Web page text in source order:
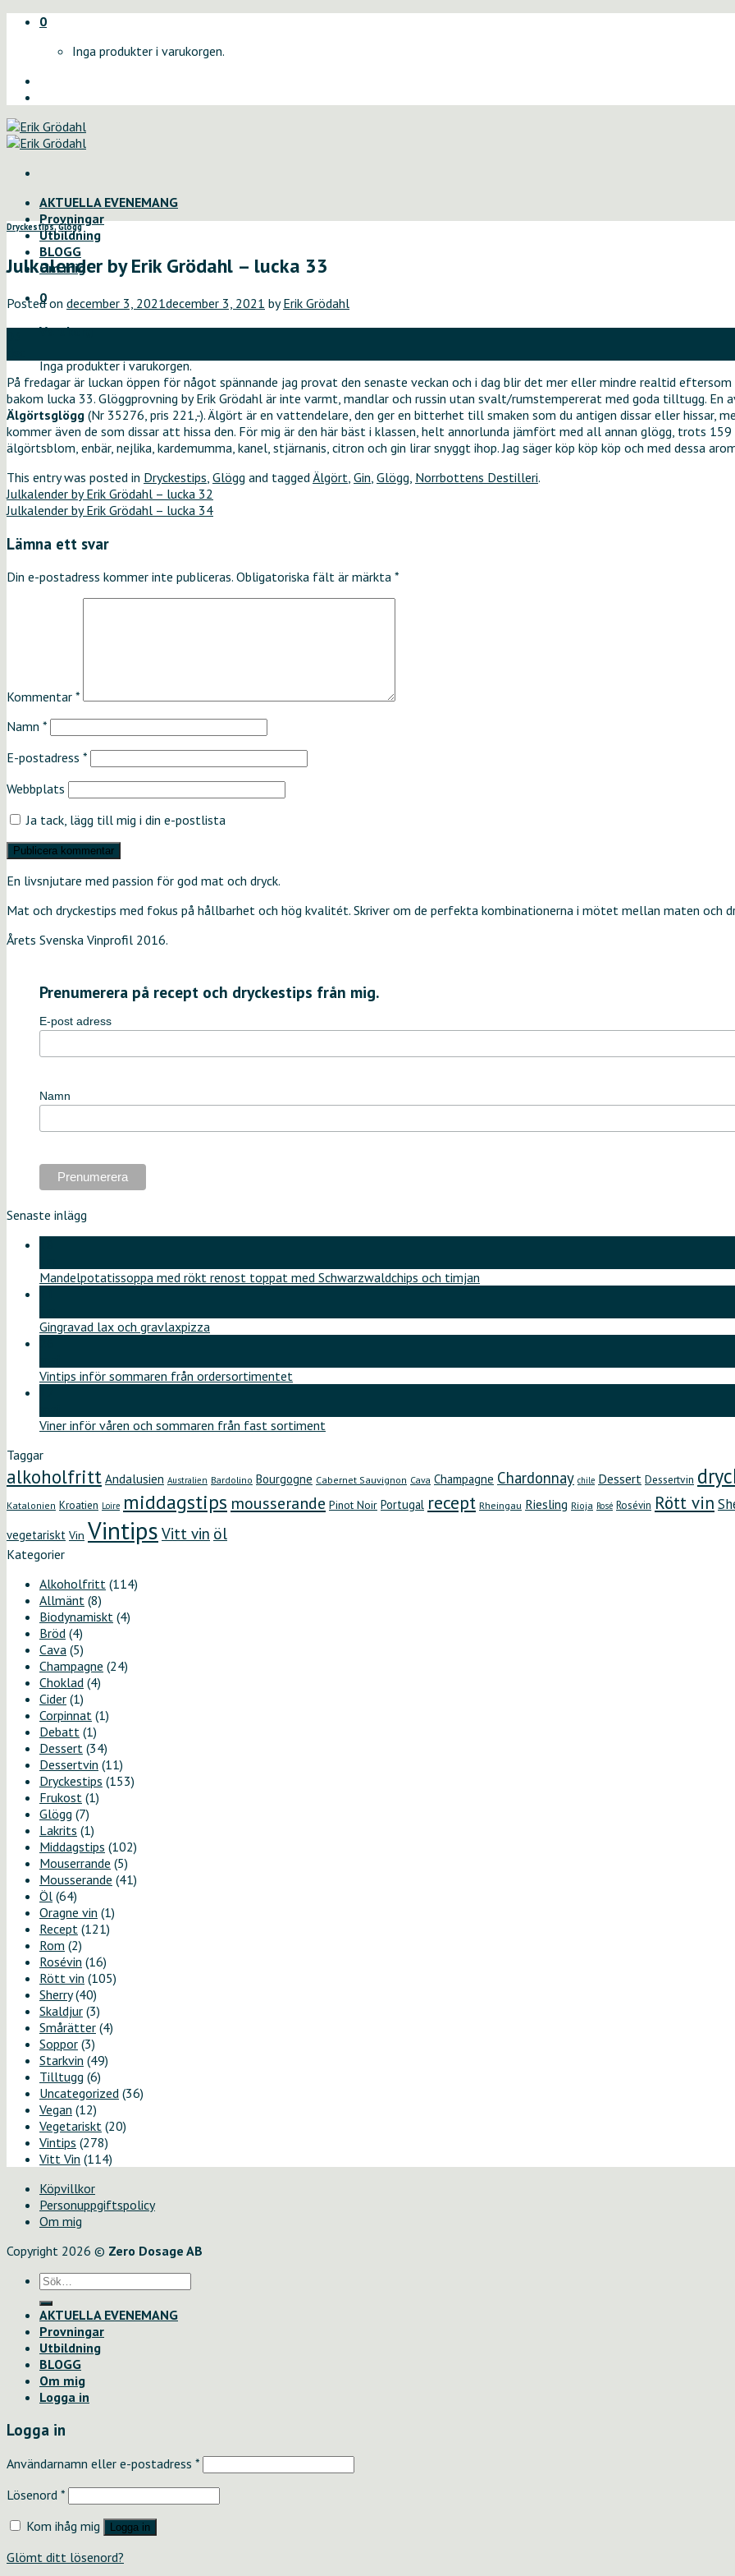
Skip
0
Inga produkter i varukorgen.
AKTUELLA EVENEMANG
Provningar
Utbildning
BLOGG
Om mig
0
Varukorg
Inga produkter i varukorgen.
Dryckestips,Glögg
Julkalender by Erik Grödahl – lucka 33
Posted on december 3, 2021december 3, 2021 byErik Grödahl
På fredagar är luckan öppen för något spännande jag provat den senaste veckan och i dag blir det mer eller mindre realtid
bakom lucka 33. Glöggprovning by Erik Grödahl är inte varmt, mandlar och russin utan svalt/rumstempererat med goda tilltugg. En
Älgörtsglögg (Nr 35276, pris 221,-). Älgört är en vattendelare, den ger en bitterhet till smaken som du antigen dissar eller hissar,
kommer även de som dissar att hissa den. För mig är den här bäst i klassen, helt annorlunda jämfört med all annan glögg, trots
älgörtsblom, enbär, nejlika, kardemumma, kanel, stjärnanis, citron och gin lirar snyggt ihop. Jag säger köp köp köp och med dessa
This entry was posted in Dryckestips Glögg and tagged Älgört Gin Glögg Norrbottens Destilleri.
Julkalender by Erik Grödahl – lucka 32
Julkalender by Erik Grödahl – lucka 34
Lämna ett svar
Din e-postadress kommer inte publiceras. Obligatoriska fält är märkta *
Kommentar *
Namn *
E-postadress *
Webbplats
Ja tack, lägg till mig i din e-postlista
En livsnjutare med passion för god mat och dryck.
Mat och dryckestips med fokus på hållbarhet och hög kvalitét. Skriver om de perfekta kombinationerna i mötet mellan maten och
Årets Svenska Vinprofil 2016.
Prenumerera på recept och dryckestips från mig.
E-post adress
Namn
Senaste inlägg
Mandelpotatissoppa med rökt renost toppat med Schwarzwaldchips och timjan
Gingravad lax och gravlaxpizza
Vintips inför sommaren från ordersortimentet
Viner inför våren och sommaren från fast sortiment
Taggar
alkoholfritt Andalusien Australien Bardolino Bourgogne Cabernet Sauvignon Cava Champagne Chardonnay chile Dessert Dessertvin
Katalonien Kroatien Loire middagstips mousserande Pinot Noir Portugal recept Rheingau Riesling Rioja Rosé Rosévin Rött vin
vegetariskt Vin Vintips Vitt vin öl
Kategorier
Alkoholfritt (114)
Allmänt (8)
Biodynamiskt (4)
Bröd (4)
Cava (5)
Champagne (24)
Choklad (4)
Cider (1)
Corpinnat (1)
Debatt (1)
Dessert (34)
Dessertvin (11)
Dryckestips (153)
Frukost (1)
Glögg (7)
Lakrits (1)
Middagstips (102)
Mouserrande (5)
Mousserande (41)
Öl (64)
Oragne vin (1)
Recept (121)
Rom (2)
Rosévin (16)
Rött vin (105)
Sherry(40)
Skaldjur (3)
Smårätter (4)
Soppor (3)
Starkvin (49)
Tilltugg (6)
Uncategorized (36)
Vegan (12)
Vegetariskt (20)
Vintips (278)
Vitt Vin (114)
Köpvillkor
Personuppgiftspolicy
Om mig
Copyright 2026 © Zero Dosage AB
Sök
efter:
AKTUELLA EVENEMANG
Provningar
Utbildning
BLOGG
Om mig
Logga in
Logga in
Användarnamn eller e-postadress *
Lösenord *
Kom ihåg mig
Logga in
Glömt ditt lösenord?